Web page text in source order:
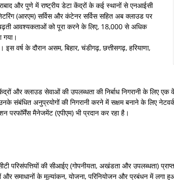
और पुणे में राष्ट्रीय डेटा केंद्रों के कई स्थानों से एनआईसी
(आरएम) सर्विस और कंटेनर सर्विस सहित अब क्लाउड पर
बढ़ती आवश्यकताओं को पूरा करने के लिए, 18,000 से अधिक
गया।
वर्ष के दौरान असम, बिहार, चंडीगढ़, छत्तीसगढ़, हरियाणा,
और क्लाउड सेवाओं की उपलब्धता की निर्बाध निगरानी के लिए
संबंधित अनुप्रयोगों की निगरानी करने में सक्षम बनाने के लिए
परफॉर्मेंस मैनेजमेंट (एपीएम) भी प्रदान कर रहा है।
परिसंपत्तियों की सीआईए (गोपनीयता, अखंडता और उपलब्धता)
समाधानों के मूल्यांकन, योजना, परिनियोजन और प्रबंधन में लगा